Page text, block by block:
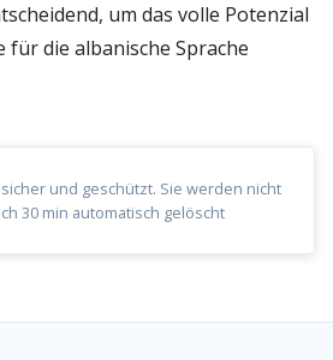
um das volle Potenzial
für die albanische Sprache
und geschützt. Sie werden nicht
30 min automatisch gelöscht